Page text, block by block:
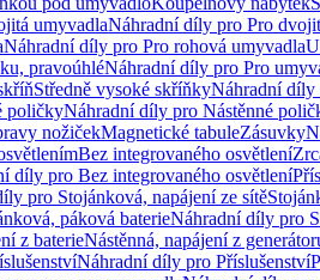
umyvadlaNáhradní díly pro Pro
Náhradní díly pro Pro rohová umyvadla
pravoúhléNáhradní díly pro Pro
Středně vysoké skříňkyNáhradní díly
poličkyNáhradní díly pro Nástěnné
nožičekMagnetické tabuleZásuvky
Bez integrovaného osvětlení
díly pro Bez integrovaného osvětlení
pro Stojánková, napájení ze sítě
páková baterieNáhradní díly pro
z baterieNástěnná, napájení z
Náhradní díly pro Příslušenství